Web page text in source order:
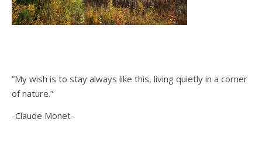
”My wish is to stay always like this, living quietly in a corner
of nature.”
-Claude Monet-